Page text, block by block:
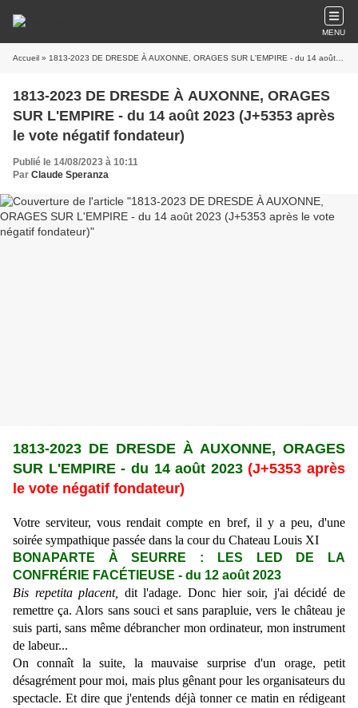
MENU
Accueil » 1813-2023 DE DRESDE À AUXONNE, ORAGES SUR L'EMPIRE - du 14 août 2023 (J+5353 après le vote négatif fondateur)
1813-2023 DE DRESDE À AUXONNE, ORAGES
SUR L'EMPIRE - du 14 août 2023 (J+5353 après
le vote négatif fondateur)
Publié le 14/08/2023 à 10:11
Par Claude Speranza
1813-2023 DE DRESDE À AUXONNE, ORAGES
SUR L'EMPIRE - du 14 août 2023 (J+5353 après
le vote négatif fondateur)
Votre serviteur, vous rendait compte en bref, il y a peu, d'une
soirée sympathique passée dans la cour du Chateau Louis XI
BONAPARTE À SEURRE : LES LED DE LA
CONFR É RIE FAC ÉTIEUSE - du 12 août 2023
Bis repetita placent, dit l'adage. Donc hier soir, j'ai décidé de
remettre ça. Alors sans souci et sans parapluie, vers le château je
suis parti, sans même débrancher mon ordinateur, mon instrument
de labeur...
On connaît la suite, la mauvaise surprise d'un orage, petit
désagrément pour moi, mais plus gênant pour les organisateurs du
spectacle. Et dire que j'entends déjà tonner ce matin en rédigeant